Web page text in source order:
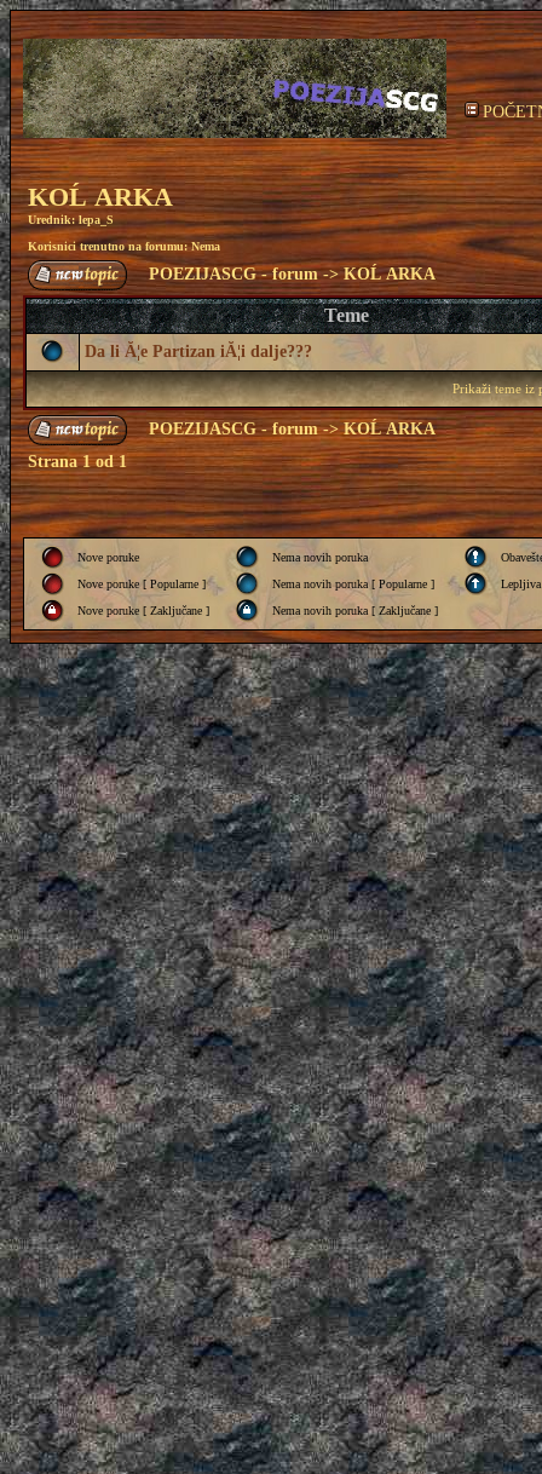
KOĹ ARKA
Urednik:lepa_S
Korisnici trenutno na forumu: Nema
POEZIJASCG - forum->KOĹ ARKA
Teme
Da li Ă¦e Partizan iĂ¦i dalje???
Prikaži teme iz
POEZIJASCG - forum->KOĹ ARKA
Strana1od1
Nove poruke Nema novih poruka
Nove poruke [ Popularne ]
Nema novih poruka [ Popularne ]
Lepljiva
Nove poruke [ Zaključane ]
Nema novih poruka [ Zaključane ]